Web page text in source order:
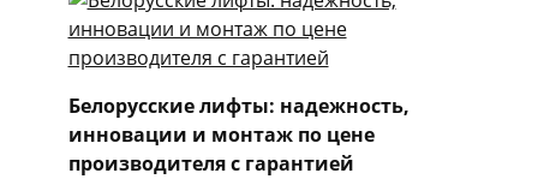
Белорусские лифты: надежность,
инновации и монтаж по цене
производителя с гарантией